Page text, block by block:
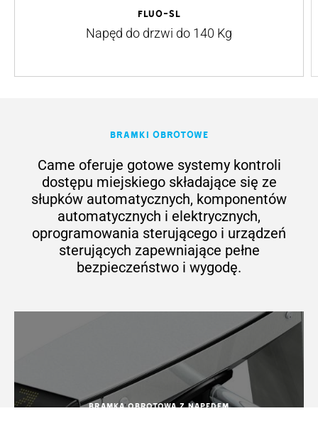
Fluo-SL
Napęd do drzwi do 140 Kg
Bramki obrotowe
Came oferuje gotowe systemy kontroli
dostępu miejskiego składające się ze
słupków automatycznych, komponentów
automatycznych i elektrycznych,
oprogramowania sterującego i urządzeń
sterujących zapewniające pełne
bezpieczeństwo i wygodę.
Bramka obrotowa z napędem